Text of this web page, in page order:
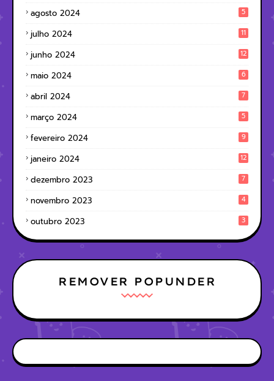
agosto 2024 5
julho 2024 11
junho 2024 12
maio 2024 6
abril 2024 7
março 2024 5
fevereiro 2024 9
janeiro 2024 12
dezembro 2023 7
novembro 2023 4
outubro 2023 3
REMOVER POPUNDER